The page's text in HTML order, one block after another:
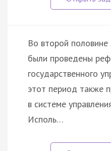
Во второй
были проведены
государственного
этот период также
в системе
Исполь…